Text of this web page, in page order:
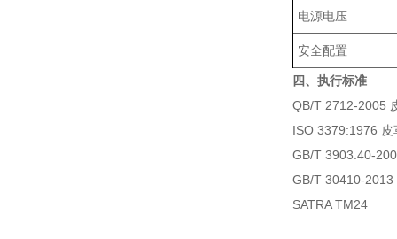
电源电压
安全配置
四、执行标准
QB/T 2712-2005
ISO 3379:1976
GB/T 3903.40-
GB/T 30410-2013
SATRA TM24